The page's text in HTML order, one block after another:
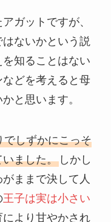
ガットですが、
ないかという説
知ることはない
どを考えると母
と思います。
でしずかにこっそ
ました。しかし
ままで決して人
王子は実は小さい
により甘やかされ